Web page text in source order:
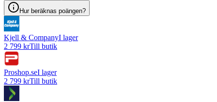
Hur beräknas poängen?
Kjell & CompanyI lager
2 799 krTill butik
Proshop.seI lager
2 799 krTill butik